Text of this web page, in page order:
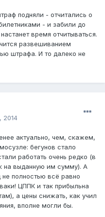
подняли - отчитались о
- и забили до
время отчитываться.
развешиванием
штрафа. И то далеко не
2014
актуально, чем, скажем,
бегунов стало
работать очень редко (в
на выданную им сумму). А
не полностью всё равно
ЦППК и так прибыльна
а цены снижать, как учил
вполне могли бы.